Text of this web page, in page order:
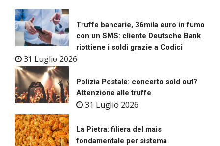
Truffe bancarie, 36mila euro in fumo
con un SMS: cliente Deutsche Bank
riottiene i soldi grazie a Codici
31 Luglio 2026
Polizia Postale: concerto sold out?
Attenzione alle truffe
31 Luglio 2026
La Pietra: filiera del mais
fondamentale per sistema